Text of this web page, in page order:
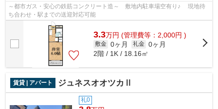
～都市ガス・安心の鉄筋コンクリート造～ 敷地内駐車場空有り♪ 現地待
ち合わせ・駅までの送迎対応可能
3.3万円 (管理費等：2,000円 )
敷金 0ヶ月 礼金 0ヶ月
2階 / 1K / 18.16㎡
賃貸 | アパート ジュネスオオツカⅡ
礼0